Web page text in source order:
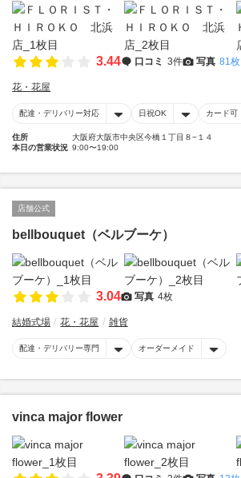
3.44 口コミ 3件 写真 81枚
花・花屋
配達・デリバリー対応 日祝OK カード可
住所
大阪府大阪市中央区今橋１丁目８−１４
本日の営業状況 9:00〜19:00
店舗公式
bellbouquet（ベルブーケ）
3.04 写真 4枚
結婚式場 花・花屋 雑貨
配達・デリバリー専門 オーダーメイド
vinca major flower